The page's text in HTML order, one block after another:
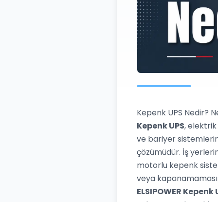
Kepenk UPS Nedir?
Kepenk UPS, elektrik
ve bariyer
çözümüdür. İş
motorlu kepenk
veya
ELSIPOWER Kepenk